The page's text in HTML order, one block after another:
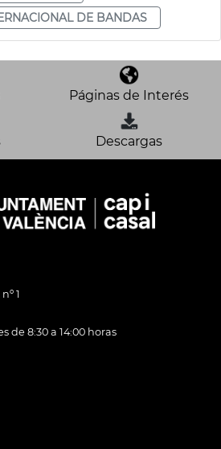
DE BANDAS
Páginas de Interés
Descargas
1
de 8:30 a 14:00 horas